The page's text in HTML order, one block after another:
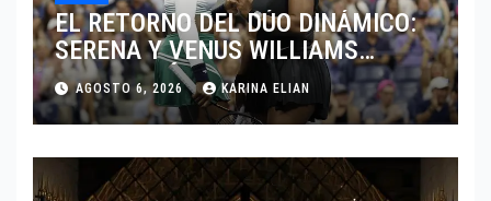
EL RETORNO DEL DÚO DINÁMICO:
SERENA Y VENUS WILLIAMS
DISPUTARÁN LOS DOBLES EN
CINCINNATI 2026
AGOSTO 6, 2026 KARINA ELIAN